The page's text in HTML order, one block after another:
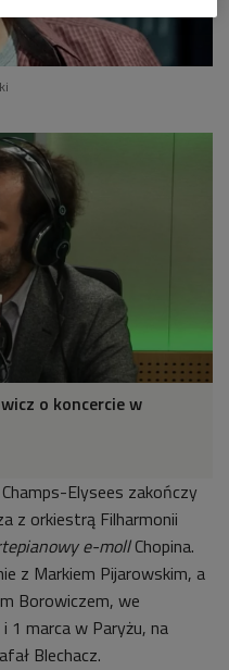
o koncercie w
Elysees zakończy
z orkiestrą Filharmonii
e-mollChopina.
z Markiem Pijarowskim, a
Borowiczem, we
1 marca w Paryżu, na
Blechacz.